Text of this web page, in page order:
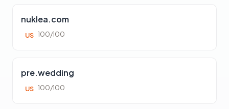
nuklea.com
US 100/100
pre.wedding
US 100/100